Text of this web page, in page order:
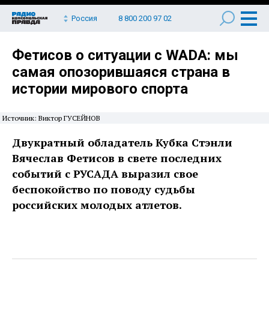
Россия 8 800 200 97 02
Фетисов о ситуации с WADA: мы
самая опозорившаяся страна в
истории мирового спорта
Источник: Виктор ГУСЕЙНОВ
Двукратный обладатель Кубка Стэнли
Вячеслав Фетисов в свете последних
событий с РУСАДА выразил свое
беспокойство по поводу судьбы
российских молодых атлетов.